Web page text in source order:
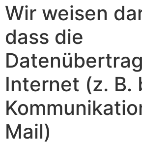
Wir weisen
dass die
Internet (z. B.
Mail)